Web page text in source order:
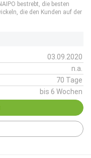
bestrebt, die besten
die den Kunden auf der
03.09.2020
n.a.
70 Tage
bis 6 Wochen